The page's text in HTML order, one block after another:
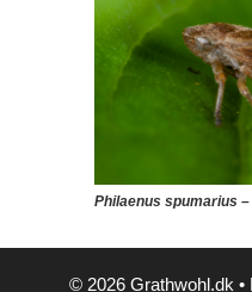
Philaenus spumarius
© 2026 Grathwohl.dk •